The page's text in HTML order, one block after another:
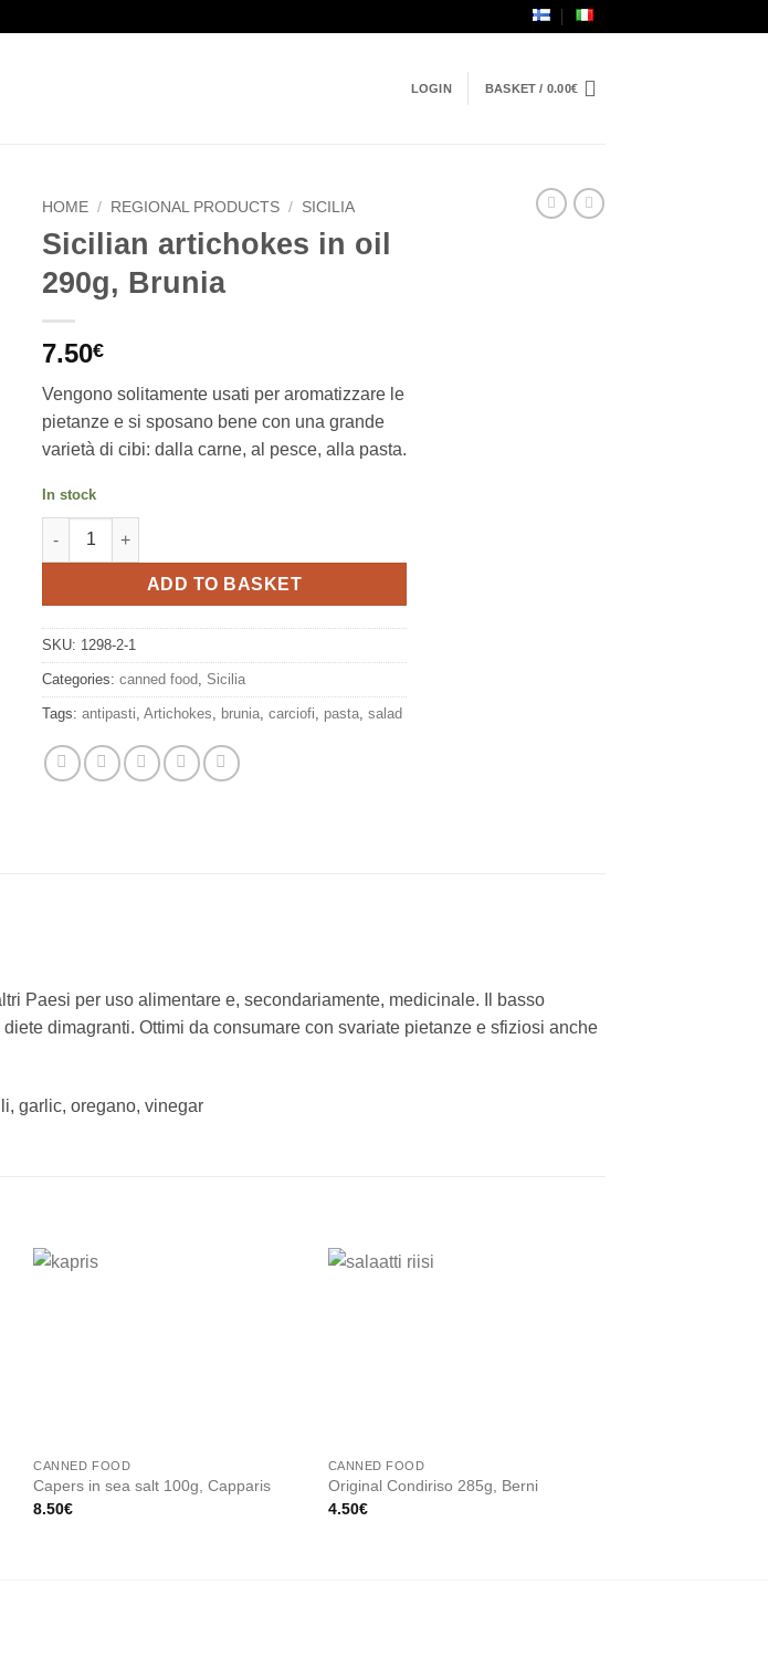
LOGIN BASKET / 0.00€
HOME / REGIONAL PRODUCTS / SICILIA
Sicilian artichokes in oil
290g, Brunia
7.50€
Vengono solitamente usati per aromatizzare le
pietanze e si sposano bene con una grande
varietà di cibi: dalla carne, al pesce, alla pasta.
In stock
Sicilian artichokes in oil 290g, Brunia quantity
ADD TO BASKET
SKU: 1298-2-1
Categories: canned food, Sicilia
Tags: antipasti, Artichokes, brunia, carciofi, pasta, salad
Paesi per uso alimentare e, secondariamente, medicinale. Il basso
dimagranti. Ottimi da consumare con svariate pietanze e sfiziosi anche
garlic, oregano, vinegar
CANNED FOOD
Capers in sea salt 100g, Capparis
8.50€
CANNED FOOD
Original Condiriso 285g, Berni
4.50€